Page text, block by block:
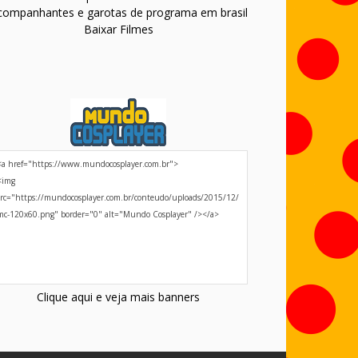
e garotas de programa em brasil
Baixar Filmes
Clique aqui e veja mais banners